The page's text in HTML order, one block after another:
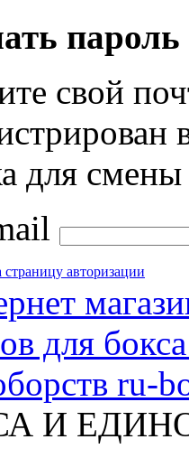
пароль
свой
для
страницу авторизации
И